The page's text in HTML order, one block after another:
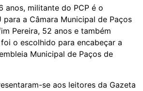
anos, militante do PCP é o
a Câmara Municipal de Paços
Pereira, 52 anos e também
o escolhido para encabeçar a
Municipal de Paços de
se aos leitores da Gazeta